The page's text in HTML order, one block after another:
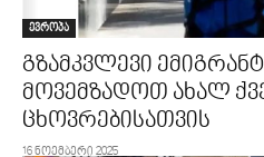
ევროპა
გზამკვლევი
მოვემზადოთ ახალ
ცხოვრებისათვის
16 ნოემბერი 2025